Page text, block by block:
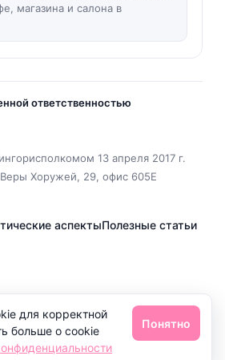
магазина и салона в
ответственностью
13 апреля 2017 г.
Хоружей, 29, офис 605Е
аспектыПолезные статьи
для корректной
больше о cookie
Понятно